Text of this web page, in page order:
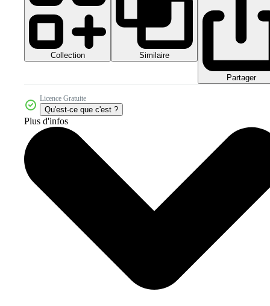
Collection Similaire
Partager
Licence Gratuite
Qu'est-ce que c'est ?
Plus d'infos